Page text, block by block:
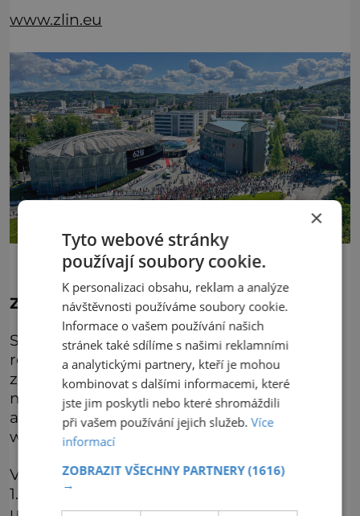
www.zlin.eu
Ze světa filmu
Stejně jako v uplynulých letech, se i 63.
ročník populárního Zlínského festivalu
zaměří na propojování generací. Hlavním
motivem bude nejen oslava československé
animace, ale i představení skandinávských
web seriálů pro mladé.
Výjimečná podívaná se odehraje v termínu
1.–7. června 2023. Zároveň se již poosmé
×
Tyto webové stránky
používají soubory cookie.
K personalizaci obsahu, reklam a analýze
návštěvnosti používáme soubory cookie.
Informace o vašem používání našich
stránek také sdílíme s našimi reklamními
a analytickými partnery, kteří je mohou
kombinovat s dalšími informacemi, které
jste jim poskytli nebo které shromáždili
při vašem používání jejich služeb.Více
informací
ZOBRAZIT VŠECHNY PARTNERY(1616)
→